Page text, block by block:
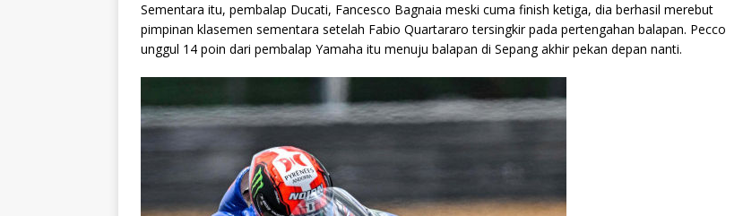
Sementara itu, pembalap Ducati, Fancesco Bagnaia meski cuma finish ketiga, dia berhasil merebut
pimpinan klasemen sementara setelah Fabio Quartararo tersingkir pada pertengahan balapan. Pecco
unggul 14 poin dari pembalap Yamaha itu menuju balapan di Sepang akhir pekan depan nanti.